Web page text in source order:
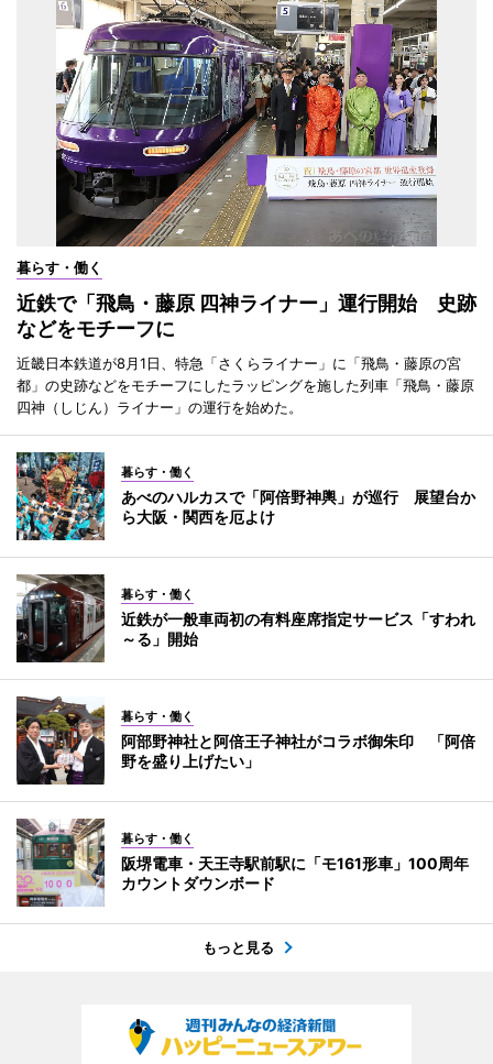
暮らす・働く
近鉄で「飛鳥・藤原 四神ライナー」運行開始 史跡
などをモチーフに
近畿日本鉄道が8月1日、特急「さくらライナー」に「飛鳥・藤原の宮
都」の史跡などをモチーフにしたラッピングを施した列車「飛鳥・藤原
四神（しじん）ライナー」の運行を始めた。
暮らす・働く
あべのハルカスで「阿倍野神輿」が巡行 展望台か
ら大阪・関西を厄よけ
暮らす・働く
近鉄が一般車両初の有料座席指定サービス「すわれ
～る」開始
暮らす・働く
阿部野神社と阿倍王子神社がコラボ御朱印 「阿倍
野を盛り上げたい」
暮らす・働く
阪堺電車・天王寺駅前駅に「モ161形車」100周年
カウントダウンボード
もっと見る